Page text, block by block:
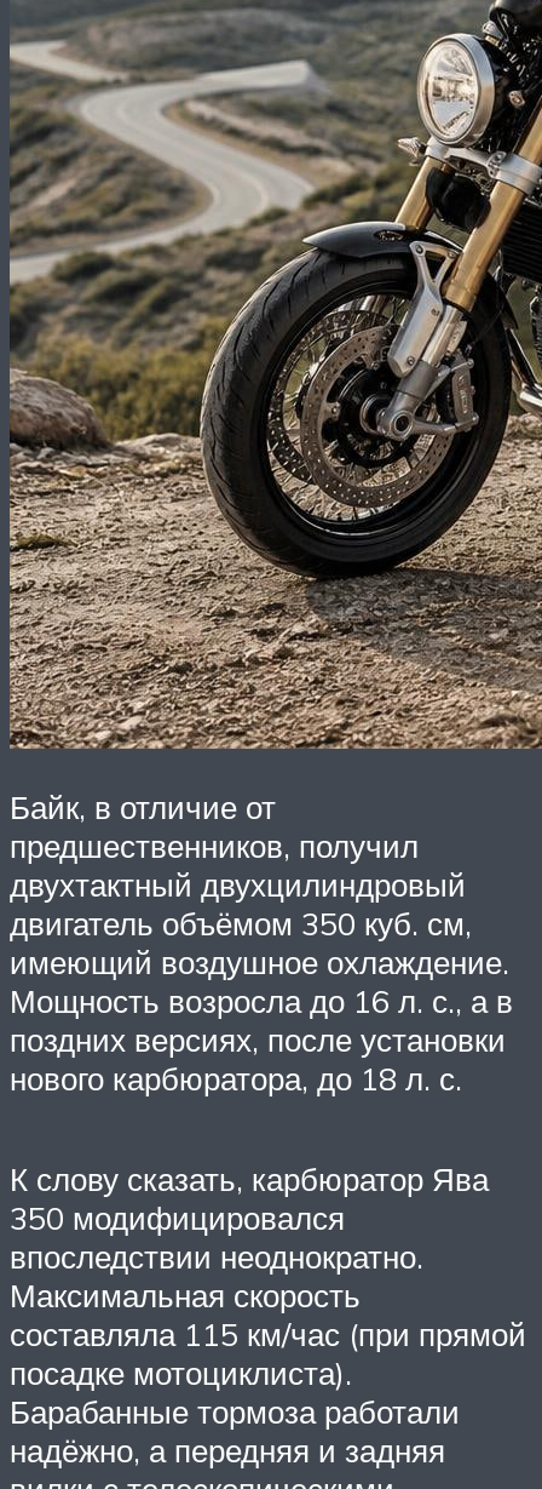
Байк, в отличие от
предшественников, получил
двухтактный двухцилиндровый
двигатель объёмом 350 куб. см,
имеющий воздушное охлаждение.
Мощность возросла до 16 л. с., а в
поздних версиях, после установки
нового карбюратора, до 18 л. с.
К слову сказать, карбюратор Ява
350 модифицировался
впоследствии неоднократно.
Максимальная скорость
составляла 115 км/час (при прямой
посадке мотоциклиста).
Барабанные тормоза работали
надёжно, а передняя и задняя